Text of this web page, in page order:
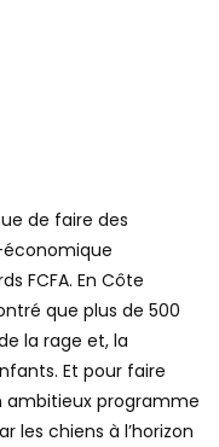
de faire des
FCFA. En Côte
que plus de 500
la rage et, la
Et pour faire
ambitieux programme
les chiens à l’horizon